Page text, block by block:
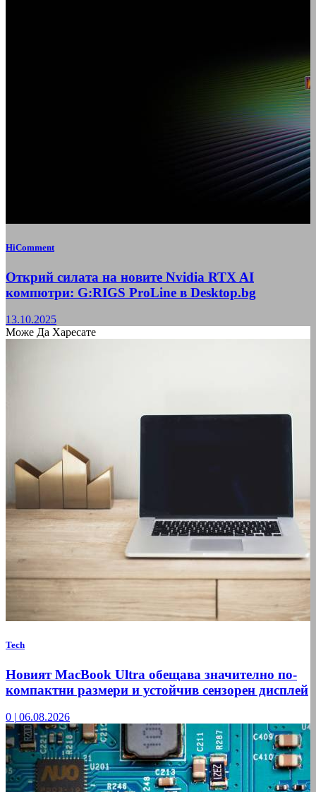
HiComment
Открий силата на новите Nvidia RTX AI
компютри: G:RIGS ProLine в Desktop.bg
13.10.2025
Може Да Харесате
Tech
Новият MacBook Ultra обещава значително по-
компактни размери и устойчив сензорен дисплей
0 | 06.08.2026